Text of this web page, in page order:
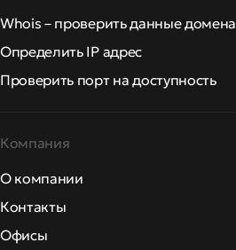
Whois – проверить данные домена
Определить IP адрес
Проверить порт на доступность
Компания
О компании
Контакты
Офисы